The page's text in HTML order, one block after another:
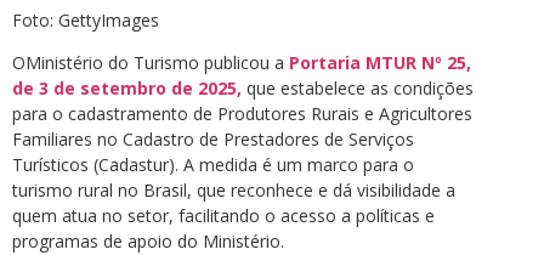
Foto: GettyImages
OMinistério do Turismo publicou a Portaria MTUR Nº 25,
de 3 de setembro de 2025, que estabelece as condições
para o cadastramento de Produtores Rurais e Agricultores
Familiares no Cadastro de Prestadores de Serviços
Turísticos (Cadastur). A medida é um marco para o
turismo rural no Brasil, que reconhece e dá visibilidade a
quem atua no setor, facilitando o acesso a políticas e
programas de apoio do Ministério.